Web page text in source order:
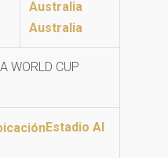
Australia
WORLD CUP
Estadio Al